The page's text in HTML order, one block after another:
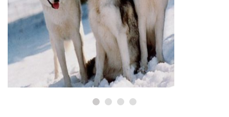
KOIRAT
Mitä sinun täytyy tietää
pitääksesi koiran ulkopuolella